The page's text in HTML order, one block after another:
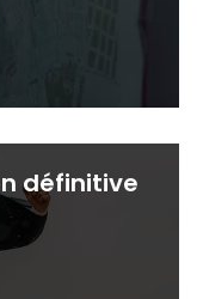
définitive